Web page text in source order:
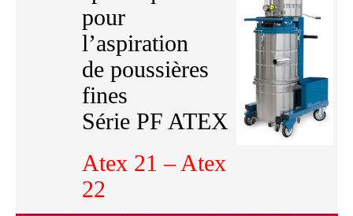
pour
l’aspiration
de poussières
fines
Série PF ATEX
Atex 21 – Atex
22